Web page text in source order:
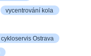
vycentrování kola
cykloservis Ostrava